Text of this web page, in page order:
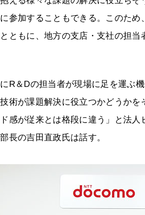
参加することもできる。このた
ともに、地方の支店・支社の担
R＆Dの担当者が現場に足を運ぶ
術が課題解決に役立つかどうか
感が従来とは格段に違う」と法
長の吉田直政氏は話す。